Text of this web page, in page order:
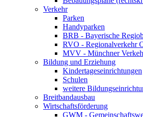
Verkehr
Parken
Handyparken
BRB - Bayerische
RVO - Regionalverkehr
MVV - Münchner
Bildung und Erziehung
Kindertageseinrichtungen
Schulen
weitere
Breitbandausbau
Wirtschaftsförderung
GWM -